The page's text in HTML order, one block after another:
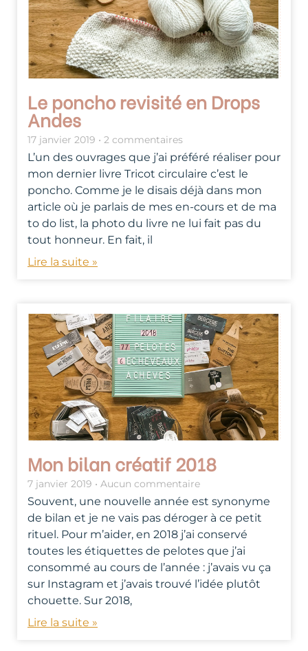
Le poncho revisité en Drops
Andes
17 janvier 2019 2 commentaires
L’un des ouvrages que j’ai préféré réaliser pour
mon dernier livre Tricot circulaire c’est le
poncho. Comme je le disais déjà dans mon
article où je parlais de mes en-cours et de ma
to do list, la photo du livre ne lui fait pas du
tout honneur. En fait, il
Lire la suite »
Mon bilan créatif 2018
7 janvier 2019 Aucun commentaire
Souvent, une nouvelle année est synonyme
de bilan et je ne vais pas déroger à ce petit
rituel. Pour m’aider, en 2018 j’ai conservé
toutes les étiquettes de pelotes que j’ai
consommé au cours de l’année : j’avais vu ça
sur Instagram et j’avais trouvé l’idée plutôt
chouette. Sur 2018,
Lire la suite »